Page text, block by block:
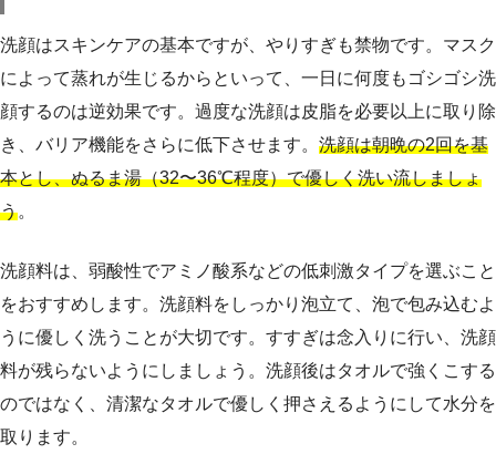
洗顔はスキンケアの基本ですが、やりすぎも禁物です。マスク
によって蒸れが生じるからといって、一日に何度もゴシゴシ洗
顔するのは逆効果です。過度な洗顔は皮脂を必要以上に取り除
き、バリア機能をさらに低下させます。 洗顔は朝晩の2回を基
本とし、ぬるま湯（32〜36℃程度）で優しく洗い流しましょ
う。
洗顔料は、弱酸性でアミノ酸系などの低刺激タイプを選ぶこと
をおすすめします。洗顔料をしっかり泡立て、泡で包み込むよ
うに優しく洗うことが大切です。すすぎは念入りに行い、洗顔
料が残らないようにしましょう。洗顔後はタオルで強くこする
のではなく、清潔なタオルで優しく押さえるようにして水分を
取ります。